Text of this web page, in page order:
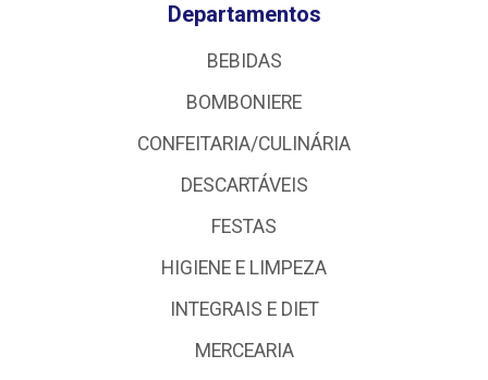
Departamentos
BEBIDAS
BOMBONIERE
CONFEITARIA/CULINÁRIA
DESCARTÁVEIS
FESTAS
HIGIENE E LIMPEZA
INTEGRAIS E DIET
MERCEARIA